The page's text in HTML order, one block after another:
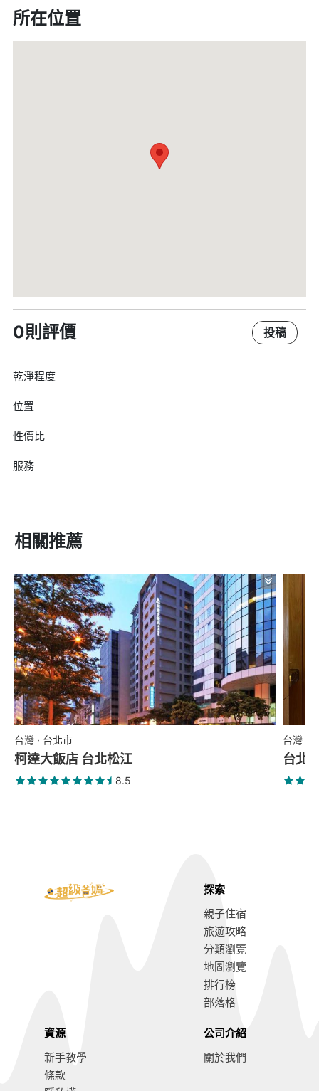
所在位置
0則評價 投稿
乾淨程度
位置
性價比
服務
相關推薦
台灣 · 台北市
柯達大飯店 台北松江
8.5
台灣 ·
台北
探索
親子住宿
旅遊攻略
分類瀏覽
地圖瀏覽
排行榜
部落格
資源
新手教學
條款
公司介紹
關於我們